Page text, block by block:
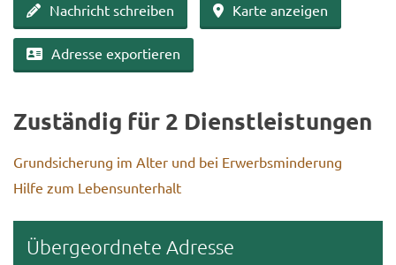
Nach­richt schrei­ben Karte an­zei­gen
Adres­se ex­por­tie­ren
Zu­stän­dig für 2 Dienst­leis­tun­gen
Grund­si­che­rung im Alter und bei Er­werbs­min­de­rung
Hilfe zum Le­bens­un­ter­halt
Über­ge­ord­ne­te Adres­se